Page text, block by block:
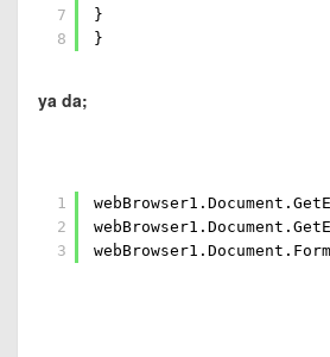
7
8
}
}
ya da;
1
2
3